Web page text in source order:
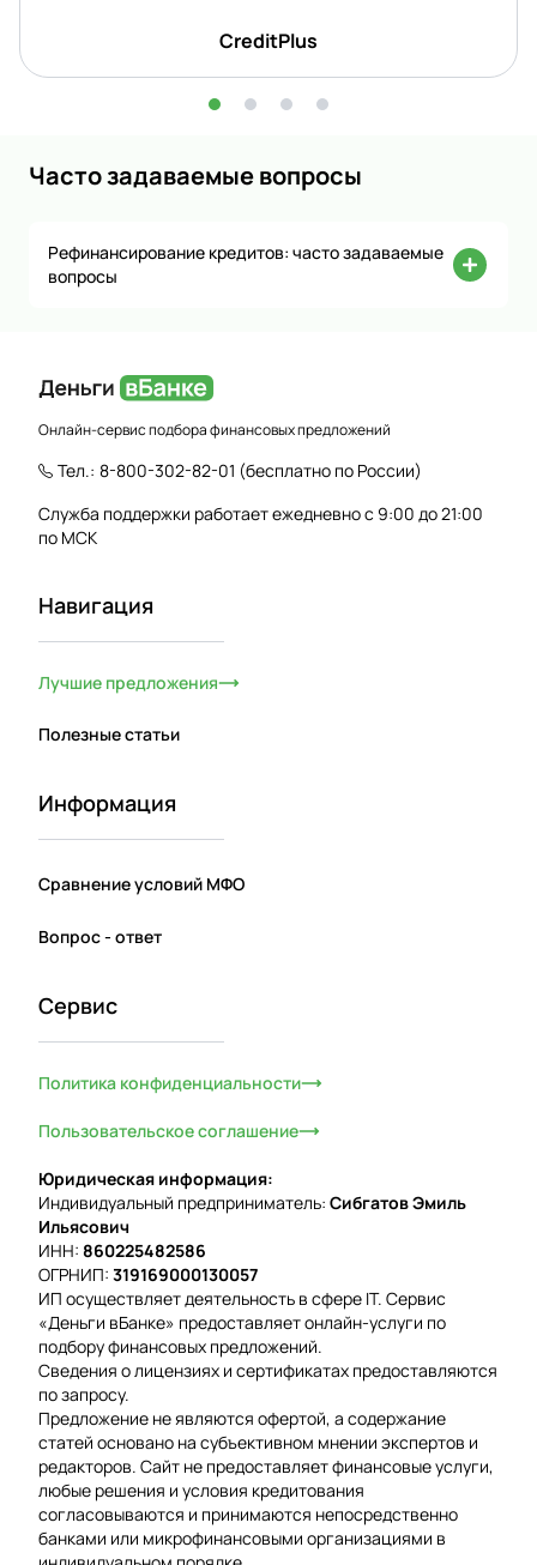
CreditPlus
Часто задаваемые вопросы
Рефинансирование кредитов: часто задаваемые
вопросы
Онлайн-сервис подбора финансовых предложений
Тел.: 8-800-302-82-01 (бесплатно по России)
Служба поддержки работает ежедневно с 9:00 до 21:00
по МСК
Навигация
Лучшие предложения
Полезные статьи
Информация
Сравнение условий МФО
Вопрос - ответ
Сервис
Политика конфиденциальности
Пользовательское соглашение
Юридическая информация:
Индивидуальный предприниматель: Сибгатов Эмиль
Ильясович
ИНН: 860225482586
ОГРНИП: 319169000130057
ИП осуществляет деятельность в сфере IT. Сервис
«Деньги вБанке» предоставляет онлайн-услуги по
подбору финансовых предложений.
Сведения о лицензиях и сертификатах предоставляются
по запросу.
Предложение не являются офертой, а содержание
статей основано на субъективном мнении экспертов и
редакторов. Сайт не предоставляет финансовые услуги,
любые решения и условия кредитования
согласовываются и принимаются непосредственно
банками или микрофинансовыми организациями в